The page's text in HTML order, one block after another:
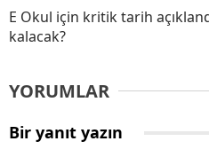
E Okul için kritik tarih
kalacak?
YORUMLAR
Bir yanıt yazın